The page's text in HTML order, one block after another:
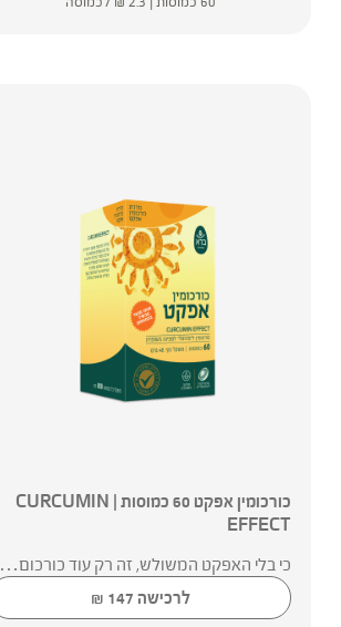
כורכומין אפקט 60 כמוסות | CURCUMIN
EFFECT
כי בלי האפקט המשולש, זה רק עוד כורכום…
לרכישה
₪ 147